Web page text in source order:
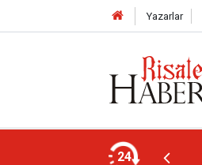
Yazarlar
24
Zübeyir Gündüzalp yöntemi